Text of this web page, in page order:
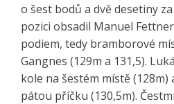
o šest bodů a dvě desetiny
pozici obsadil Manuel
podiem, tedy bramborové
Gangnes (129m a 131,5).
kole na šestém místě
pátou příčku (130,5m).